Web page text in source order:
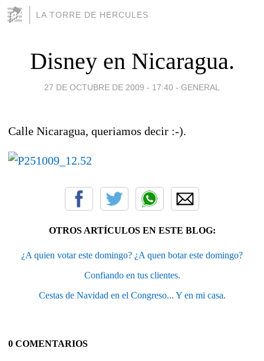
LA TORRE DE HERCULES
Disney en Nicaragua.
27 DE OCTUBRE DE 2009 - 17:40 - GENERAL
Calle Nicaragua, queriamos decir :-).
OTROS ARTÍCULOS EN ESTE BLOG:
¿A quien votar este domingo? ¿A quen botar este domingo?
Confiando en tus clientes.
Cestas de Navidad en el Congreso... Y en mi casa.
0 COMENTARIOS